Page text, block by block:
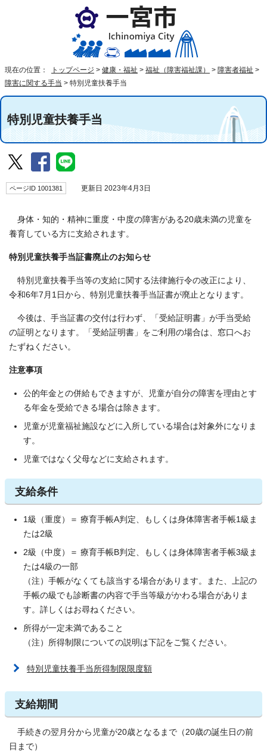
現在の位置： トップページ > 健康・福祉 > 福祉（障害福祉課） > 障害者福祉 >
障害に関する手当 > 特別児童扶養手当
特別児童扶養手当
ページID 1001381 更新日 2023年4月3日
身体・知的・精神に重度・中度の障害がある20歳未満の児童を
養育している方に支給されます。
特別児童扶養手当証書廃止のお知らせ
特別児童扶養手当等の支給に関する法律施行令の改正により、
令和6年7月1日から、特別児童扶養手当証書が廃止となります。
今後は、手当証書の交付は行わず、「受給証明書」が手当受給
の証明となります。「受給証明書」をご利用の場合は、窓口へお
たずねください。
注意事項
公的年金との併給もできますが、児童が自分の障害を理由とす
る年金を受給できる場合は除きます。
児童が児童福祉施設などに入所している場合は対象外になりま
す。
児童ではなく父母などに支給されます。
支給条件
1級（重度）＝ 療育手帳A判定、もしくは身体障害者手帳1級ま
たは2級
2級（中度）＝ 療育手帳B判定、もしくは身体障害者手帳3級ま
たは4級の一部
（注）手帳がなくても該当する場合があります。また、上記の
手帳の級でも診断書の内容で手当等級がかわる場合がありま
す。詳しくはお尋ねください。
所得が一定未満であること
（注）所得制限についての説明は下記をご覧ください。
特別児童扶養手当所得制限限度額
支給期間
手続きの翌月分から児童が20歳となるまで（20歳の誕生日の前
日まで）